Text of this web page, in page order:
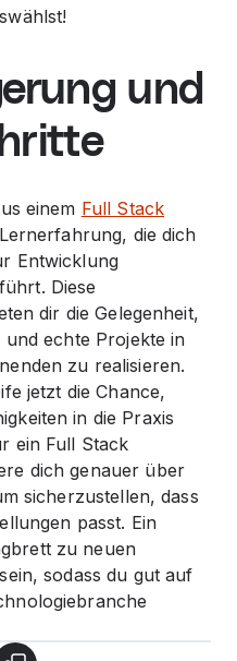
und
einem Full Stack
die dich
Entwicklung
Diese
dir die Gelegenheit,
echte Projekte in
zu realisieren.
jetzt die Chance,
in die Praxis
ein Full Stack
dich genauer über
sicherzustellen, dass
passt. Ein
zu neuen
sodass du gut auf